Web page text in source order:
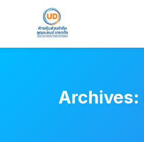
Archives: